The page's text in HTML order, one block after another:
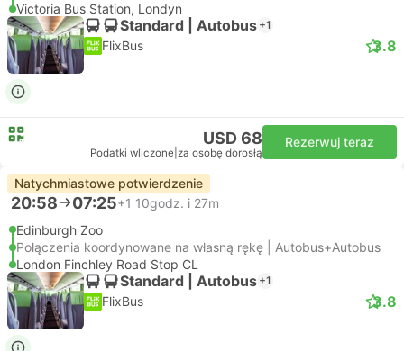
Victoria Bus Station, Londyn
Standard | Autobus +1
FlixBus 3.8
USD 68
Podatki wliczone za osobę dorosłą
Rezerwuj teraz
Natychmiastowe potwierdzenie
20:58 07:25+1 10godz. i 27m
Edinburgh Zoo
Połączenia koordynowane na własną rękę | Autobus+Autobus
London Finchley Road Stop CL
Standard | Autobus +1
FlixBus 3.8